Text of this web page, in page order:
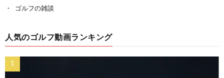
ゴルフの雑談
人気のゴルフ動画ランキング